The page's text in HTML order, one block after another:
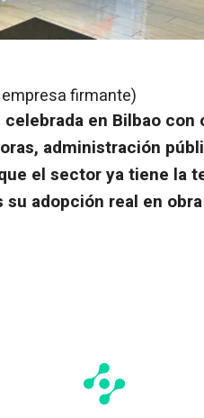
firmante)
en Bilbao
administración
el sector ya tiene la
adopción real en obra